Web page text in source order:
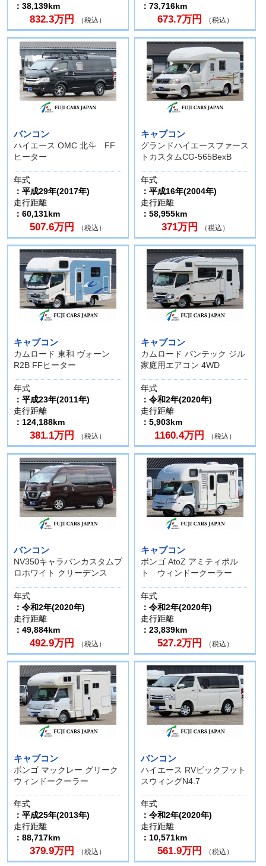
：38,139km
832.3万円 （税込）
：73,716km
673.7万円 （税込）
バンコン
ハイエース OMC 北斗 FF
ヒーター
年式
：平成29年(2017年)
走行距離
：60,131km
507.6万円 （税込）
キャブコン
グランドハイエースファース
トカスタムCG-565BexB
年式
：平成16年(2004年)
走行距離
：58,955km
371万円 （税込）
キャブコン
カムロード 東和 ヴォーン
R2B FFヒーター
年式
：平成23年(2011年)
走行距離
：124,188km
381.1万円 （税込）
キャブコン
カムロード バンテック ジル
家庭用エアコン 4WD
年式
：令和2年(2020年)
走行距離
：5,903km
1160.4万円 （税込）
バンコン
NV350キャラバンカスタムプ
ロホワイト クリーデンス
年式
：令和2年(2020年)
走行距離
：49,884km
492.9万円 （税込）
キャブコン
ボンゴ AtoZ アミティポル
ト ウィンドークーラー
年式
：令和2年(2020年)
走行距離
：23,839km
527.2万円 （税込）
キャブコン
ボンゴ マックレー グリーク
ウィンドークーラー
年式
：平成25年(2013年)
走行距離
：88,717km
379.9万円 （税込）
バンコン
ハイエース RVビックフット
スウィングN4.7
年式
：令和2年(2020年)
走行距離
：10,571km
561.9万円 （税込）